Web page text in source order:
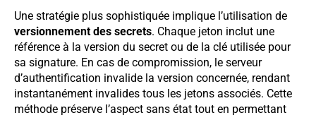
Une stratégie plus sophistiquée implique l’utilisation de
versionnement des secrets. Chaque jeton inclut une
référence à la version du secret ou de la clé utilisée pour
sa signature. En cas de compromission, le serveur
d’authentification invalide la version concernée, rendant
instantanément invalides tous les jetons associés. Cette
méthode préserve l’aspect sans état tout en permettant